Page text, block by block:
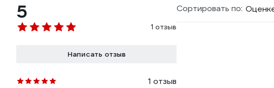
5
1 отзыв
Написать отзыв
1 отзыв
Сортировать по: